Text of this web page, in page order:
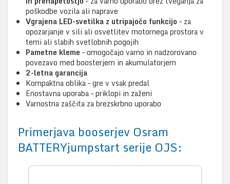
poškodbe vozila ali naprave
Vgrajena LED-svetilka z utripajočo funkcijo – za
opozarjanje v sili ali osvetlitev motornega prostora v
temi ali slabih svetlobnih pogojih
Pametne kleme – omogočajo varno in nadzorovano
povezavo med boosterjem in akumulatorjem
2-letna garancija
Kompaktna oblika – gre v vsak predal
Enostavna uporaba – priklopi in zaženi
Varnostna zaščita za brezskrbno uporabo
Primerjava booserjev Osram
BATTERYjumpstart serije OJS: